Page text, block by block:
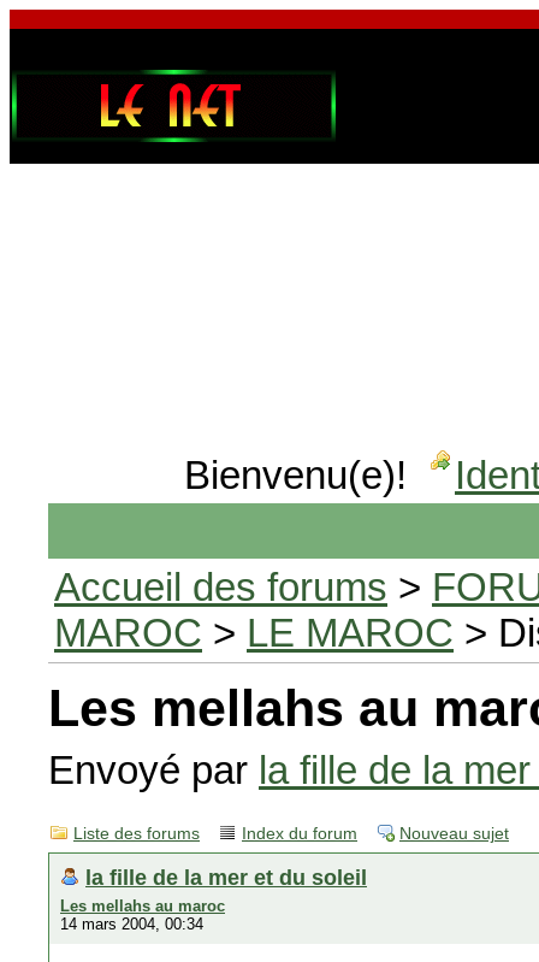
Bienvenu(e)!
Accueil des forums >
MAROC > LE MAROC >
Les mellahs au
Envoyé par la fille de la
Liste des forums Index du forum Nouveau sujet
la fille de la mer et du soleil
Les mellahs au maroc
14 mars 2004, 00:34